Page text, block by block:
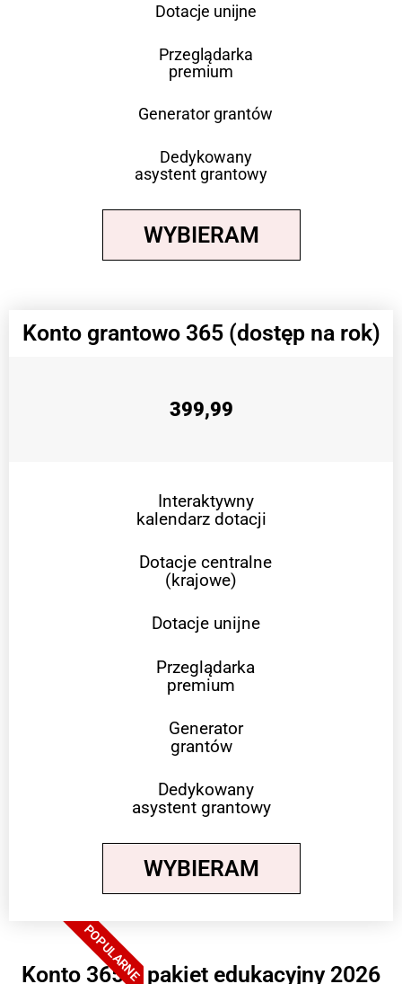
Dotacje unijne
Przeglądarka
premium
Generator grantów
Dedykowany
asystent grantowy
WYBIERAM
Konto grantowo 365 (dostęp na rok)
399,99
Interaktywny
kalendarz dotacji
Dotacje centralne
(krajowe)
Dotacje unijne
Przeglądarka
premium
Generator
grantów
Dedykowany
asystent grantowy
WYBIERAM
POPULARNE
Konto 365 + pakiet edukacyjny 2026